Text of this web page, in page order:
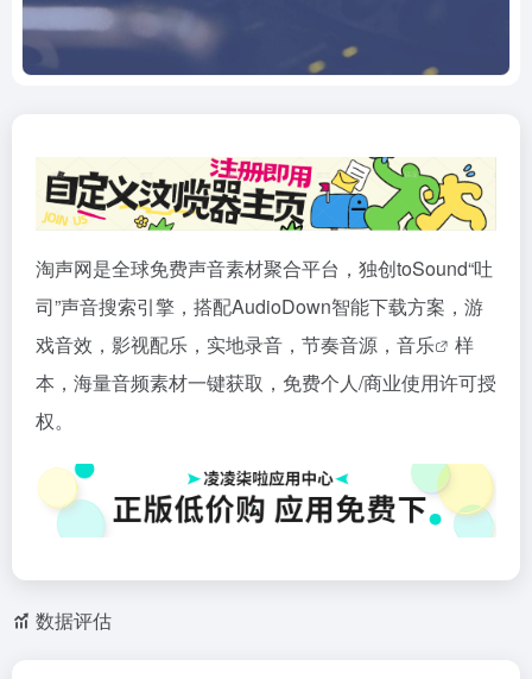
淘声网是全球免费声音素材聚合平台，独创toSound“吐
司”声音搜索引擎，搭配AudioDown智能下载方案，游
戏音效，影视配乐，实地录音，节奏音源， 音乐
样
本，海量音频素材一键获取，免费个人/商业使用许可授
权。
数据评估